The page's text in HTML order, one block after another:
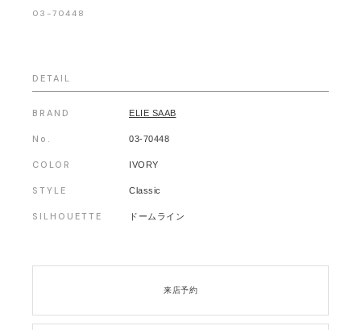
03-70448
DETAIL
BRAND ELIE SAAB
No. 03-70448
COLOR IVORY
STYLE Classic
SILHOUETTE ドームライン
来店予約